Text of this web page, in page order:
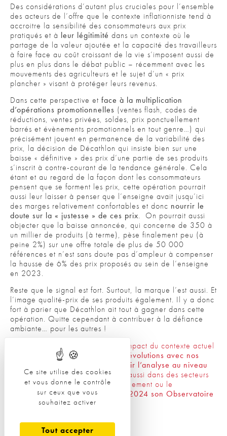
Ce site utilise des cookies
et vous donne le contrôle
sur ceux que vous
souhaitez activer
Tout accepter
Des considérations d’autant plus cruciales pour l’ensemble
des acteurs de l’offre que le contexte inflationniste tend à
accroitre la sensibilité des consommateurs aux prix
pratiqués et à leur légitimité dans un contexte où le
partage de la valeur ajoutée et la capacité des travailleurs
à faire face au coût croissant de la vie s’imposent aussi de
plus en plus dans le débat public – récemment avec les
mouvements des agriculteurs et le sujet d’un « prix
plancher » visant à protéger leurs revenus.
Dans cette perspective et face à la multiplication
d’opérations promotionnelles (ventes flash, codes de
réductions, ventes privées, soldes, prix ponctuellement
barrés et évènements promotionnels en tout genre…) qui
précisément jouent en permanence de la variabilité des
prix, la décision de Décathlon qui insiste bien sur une
baisse « définitive » des prix d’une partie de ses produits
s’inscrit à contre-courant de la tendance générale. Cela
étant et au regard de la façon dont les consommateurs
pensent que se forment les prix, cette opération pourrait
aussi leur laisser à penser que l’enseigne avait jusqu’ici
des marges relativement confortables et donc nourrir le
doute sur la « justesse » de ces prix. On pourrait aussi
objecter que la baisse annoncée, qui concerne de 350 à
un millier de produits (à terme), pèse finalement peu (à
peine 2%) sur une offre totale de plus de 50 000
références et n’est sans doute pas d’ampleur à compenser
la hausse de 6% des prix proposés au sein de l’enseigne
en 2023.
Reste que le signal est fort. Surtout, la marque l’est aussi. Et
l’image qualité-prix de ses produits également. Il y a donc
fort à parier que Décathlon ait tout à gagner dans cette
opération. Quitte cependant à contribuer à la défiance
ambiante… pour les autres !
Afin d’étudier plus précisément l’impact du contexte actuel
sur ce sujet épineux,
mesurer les évolutions avec nos
premières enquêtes et approfondir l’analyse au niveau
sectoriel(dans l’alimentaire mais aussi dans des secteurs
du non-alimentaire tels que l’habillement ou le
transport), L’ObSoCo relance en 2024 son Observatoire
du rapport au prix.
A bon entendeur !